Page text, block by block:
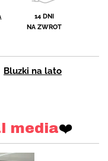
14 DNI
NA ZWROT
Bluzki na lato
media❤️